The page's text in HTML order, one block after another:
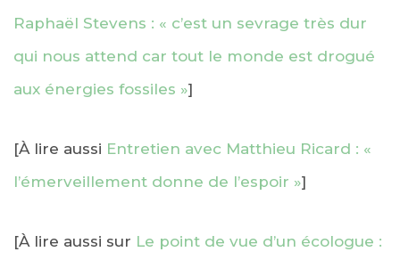
Raphaël Stevens : « c’est un sevrage très dur
qui nous attend car tout le monde est drogué
aux énergies fossiles »]
[À lire aussi Entretien avec Matthieu Ricard : «
l’émerveillement donne de l’espoir »]
[À lire aussi sur Le point de vue d’un écologue :